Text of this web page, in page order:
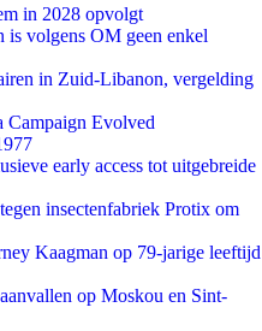
in 2028 opvolgt
is volgens OM geen enkel
in Zuid-Libanon, vergelding
Campaign Evolved
early access tot uitgebreide
insectenfabriek Protix om
Kaagman op 79-jarige leeftijd
op Moskou en Sint-